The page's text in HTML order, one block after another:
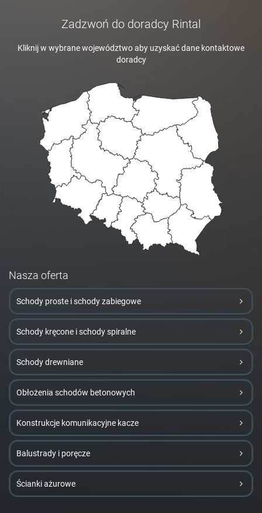
Zadzwoń do doradcy Rintal
Kliknij w wybrane województwo aby uzyskać dane kontaktowe
doradcy
Nasza oferta
Schody proste i schody zabiegowe
Schody kręcone i schody spiralne
Schody drewniane
Obłożenia schodów betonowych
Konstrukcje komunikacyjne kacze
Balustrady i poręcze
Ścianki ażurowe